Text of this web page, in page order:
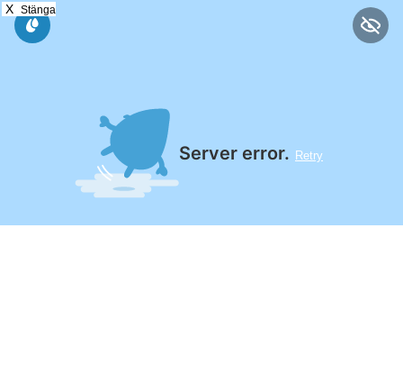
X Stänga